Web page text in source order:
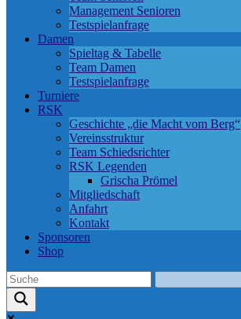
Management Senioren
Testspielanfrage
Damen
Spieltag & Tabelle
Team Damen
Testspielanfrage
Turniere
RSK
Geschichte „die Macht vom Berg“
Vereinsstruktur
Team Schiedsrichter
RSK Legenden
Grischa Prömel
Mitgliedschaft
Anfahrt
Kontakt
Sponsoren
Shop